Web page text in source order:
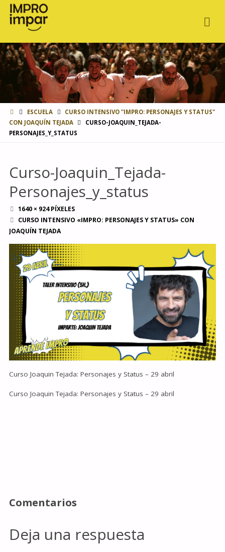
INICIOESCUELA
CURSO INTENSIVO "IMPRO: PERSONAJES Y STATUS"
CON JOAQUÍN TEJADA
CURSO-JOAQUIN_TEJADA-
PERSONAJES_Y_STATUS
Curso-Joaquin_Tejada-
Personajes_y_status
TAMAÑO
COMPLETO
1640 × 924PÍXELES
CURSO INTENSIVO «IMPRO: PERSONAJES Y STATUS» CON
JOAQUÍN TEJADA
Curso Joaquin Tejada: Personajes y Status – 29 abril
Curso Joaquin Tejada: Personajes y Status – 29 abril
Comentarios
Deja una respuesta